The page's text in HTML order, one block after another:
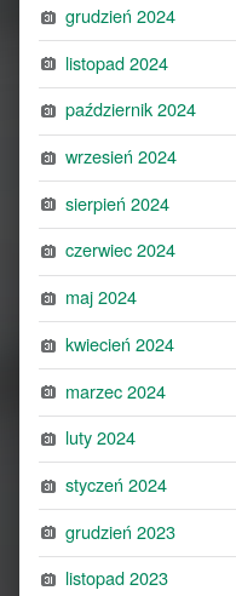
grudzień 2024
listopad 2024
październik 2024
wrzesień 2024
sierpień 2024
czerwiec 2024
maj 2024
kwiecień 2024
marzec 2024
luty 2024
styczeń 2024
grudzień 2023
listopad 2023